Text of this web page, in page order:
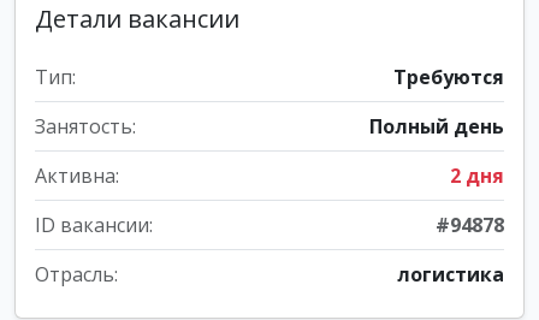
Детали вакансии
Тип:
Требуются
Занятость:
Полный день
Активна:
2 дня
ID вакансии:
#94878
Отрасль:
логистика